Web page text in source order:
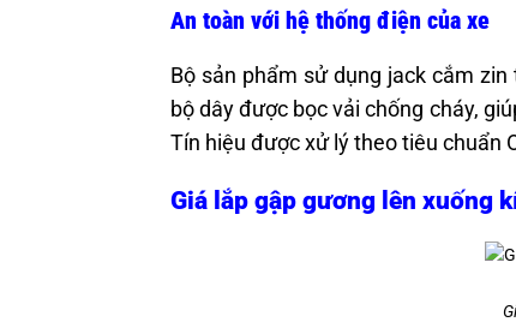
An toàn với hệ thống điện của xe
Bộ sản phẩm sử dụng jack cắm
bộ dây được bọc vải chống cháy,
Tín hiệu được xử lý theo tiêu chuẩn
Giá lắp gập gương lên xuống